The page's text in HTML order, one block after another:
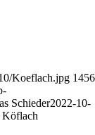
Koeflach.jpg 1456
Schieder2022-10-